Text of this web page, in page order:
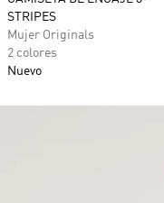
STRIPES
Mujer Originals
2 colores
Nuevo